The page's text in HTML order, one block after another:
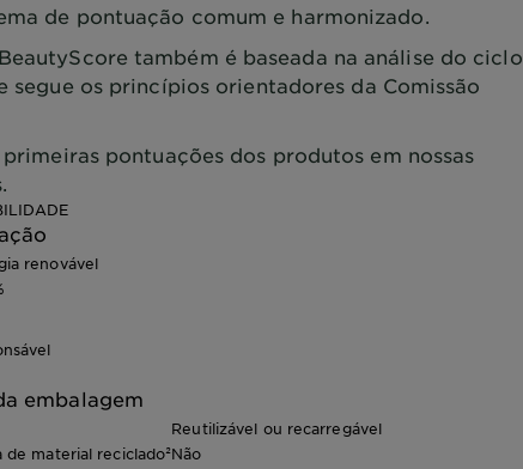
de pontuação comum e harmonizado.
também é baseada na análise do ciclo
segue os princípios orientadores da Comissão
pontuações dos produtos em nossas
renovável
embalagem
material reciclado²
Reutilizável ou recarregável
Não